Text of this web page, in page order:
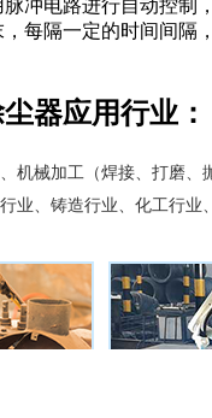
冲电路进行自动控制
每隔一定的时间间隔
器应用行业：
机械加工（焊接、打磨、
业、铸造行业、化工行业